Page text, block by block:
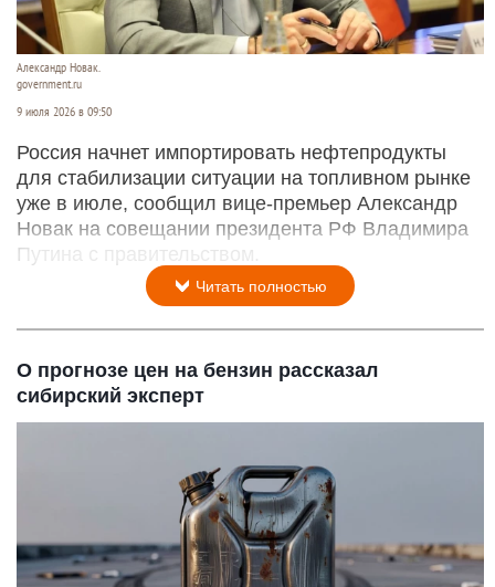
Александр Новак.
government.ru
9 июля 2026 в 09:50
Россия начнет импортировать нефтепродукты
для стабилизации ситуации на топливном рынке
уже в июле, сообщил вице-премьер Александр
Новак на совещании президента РФ Владимира
Путина с правительством.
Читать полностью
О прогнозе цен на бензин рассказал
сибирский эксперт